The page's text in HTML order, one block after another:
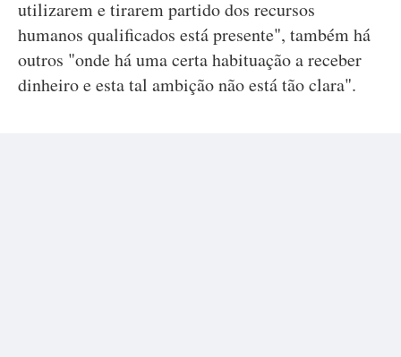
utilizarem e tirarem partido dos recursos
humanos qualificados está presente", também há
outros "onde há uma certa habituação a receber
dinheiro e esta tal ambição não está tão clara".